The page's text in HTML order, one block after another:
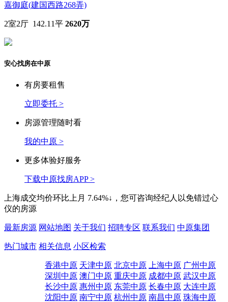
嘉御庭(建国西路268弄)
2室2厅 142.11平 2620万
安心找房在中原
有房要租售
立即委托 >
房源管理随时看
我的中原 >
更多体验好服务
下载中原找房APP >
上海成交均价环比上月 7.64%↓ ，您可咨询经纪人以免错过心
仪的房源
最新房源 网站地图 关于我们 招聘专区 联系我们 中原集团
热门城市 相关信息 小区检索
香港中原 天津中原 北京中原 上海中原 广州中原
深圳中原 澳门中原 重庆中原 成都中原 武汉中原
长沙中原 惠州中原 东莞中原 长春中原 大连中原
沈阳中原 南宁中原 杭州中原 南昌中原 珠海中原